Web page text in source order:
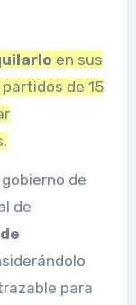
en sus
de 15
de
de
para